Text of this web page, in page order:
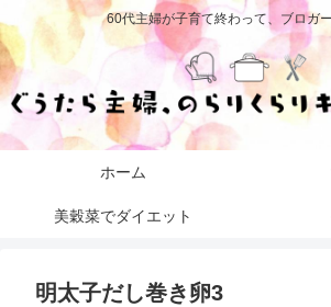
60代主婦が子育て終わって、ブロガ
ホーム
美穀菜でダイエット
明太子だし巻き卵3